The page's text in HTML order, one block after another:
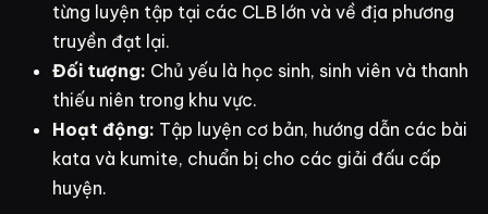
từng luyện tập tại các CLB lớn và về địa phương
truyền đạt lại.
Đối tượng: Chủ yếu là học sinh, sinh viên và thanh
thiếu niên trong khu vực.
Hoạt động: Tập luyện cơ bản, hướng dẫn các bài
kata và kumite, chuẩn bị cho các giải đấu cấp
huyện.